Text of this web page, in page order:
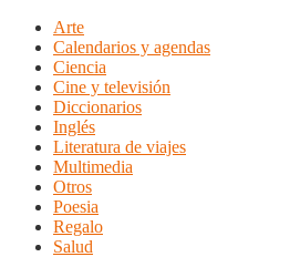
Arte
Calendarios y agendas
Ciencia
Cine y televisión
Diccionarios
Inglés
Literatura de viajes
Multimedia
Otros
Poesia
Regalo
Salud